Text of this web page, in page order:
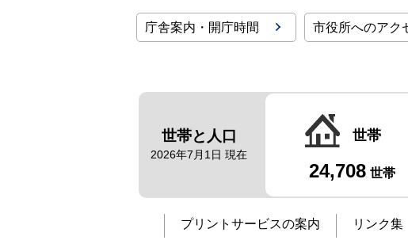
庁舎案内・開庁時間 市役所へのアク
世帯と人口
2026年7月1日 現在
世帯
24,708 世帯
プリントサービスの案内 リンク集